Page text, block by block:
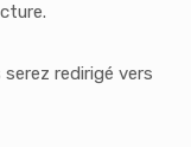
redirigé vers